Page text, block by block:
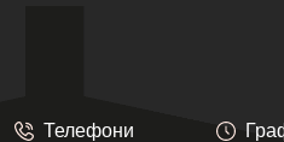
Телефони